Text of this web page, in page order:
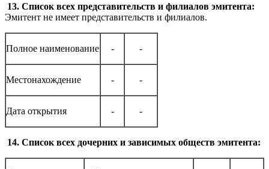
13. Список всех представительств и филиалов эмитента:
Эмитент не имеет представительств и филиалов.
Полное наименование - -
Местонахождение - -
Дата открытия - -
14. Список всех дочерних и зависимых обществ эмитента: